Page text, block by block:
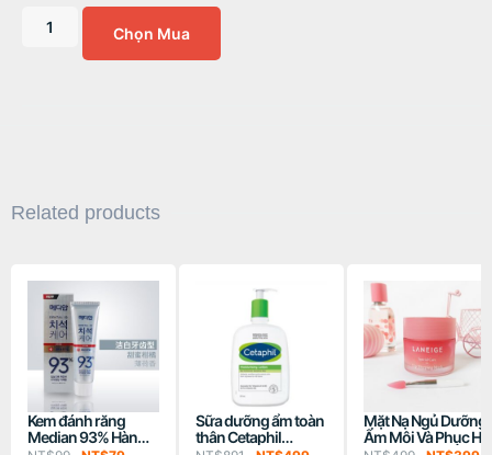
Chọn Mua
Related products
Kem đánh răng
Median 93% Hàn
Sữa dưỡng ẩm toàn
thân Cetaphil
Mặt Nạ Ngủ Dưỡng
Ẩm Môi Và Phục Hồi